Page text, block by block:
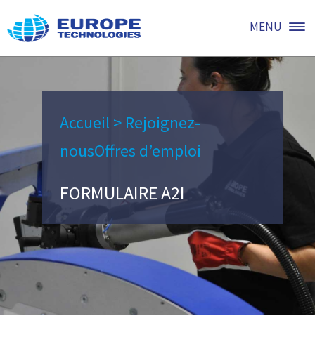
MENU
Accueil> Rejoignez-
nousOffres d’emploi
FORMULAIRE A2I